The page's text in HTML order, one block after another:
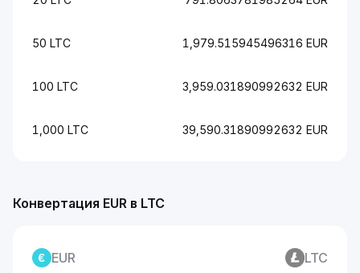
50 LTC 1,979.515945496316 EUR
100 LTC 3,959.031890992632 EUR
1,000 LTC 39,590.31890992632 EUR
Конвертация EUR в LTC
EUR LTC